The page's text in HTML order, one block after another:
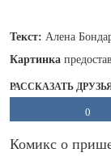
Текст: Алена
Картинка
РАССКАЗАТЬ
0
Комикс о